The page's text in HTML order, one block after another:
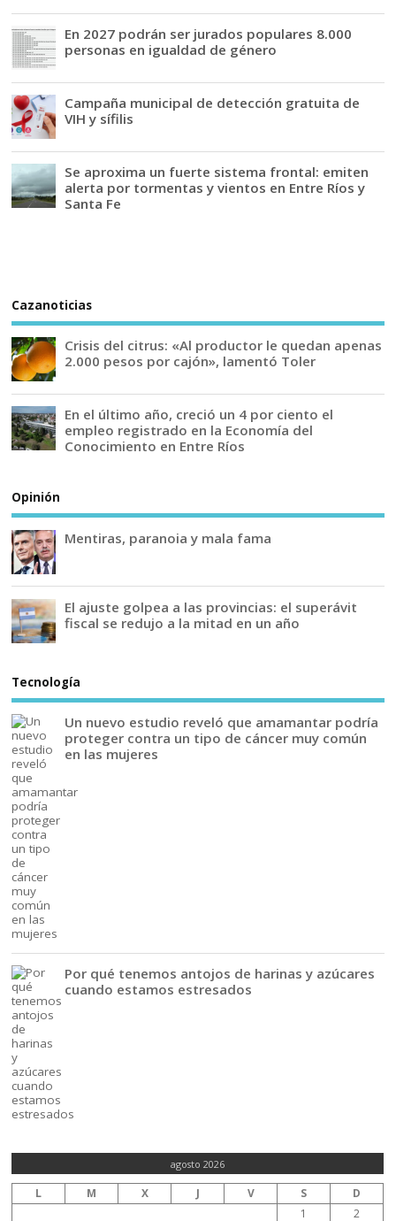
En 2027 podrán ser jurados populares 8.000
personas en igualdad de género
Campaña municipal de detección gratuita de
VIH y sífilis
Se aproxima un fuerte sistema frontal: emiten
alerta por tormentas y vientos en Entre Ríos y
Santa Fe
Cazanoticias
Crisis del citrus: «Al productor le quedan apenas
2.000 pesos por cajón», lamentó Toler
En el último año, creció un 4 por ciento el
empleo registrado en la Economía del
Conocimiento en Entre Ríos
Opinión
Mentiras, paranoia y mala fama
El ajuste golpea a las provincias: el superávit
fiscal se redujo a la mitad en un año
Tecnología
Un nuevo estudio reveló que amamantar podría
proteger contra un tipo de cáncer muy común
en las mujeres
Por qué tenemos antojos de harinas y azúcares
cuando estamos estresados
agosto 2026
L M X J V S
D
1
2